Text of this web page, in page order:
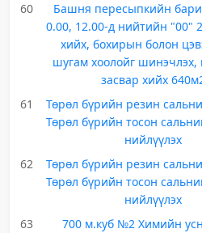
60
Башня пересыпкийн
0.00, 12.00-д нийтийн "00"
хийх, бохирын болон
шугам хоолойг шинэчлэх,
засвар хийх
61
Төрөл бүрийн резин
Төрөл бүрийн тосон
нийлүүлэх
62
Төрөл бүрийн резин
Төрөл бүрийн тосон
нийлүүлэх
63
700 м.куб №2 Химийн